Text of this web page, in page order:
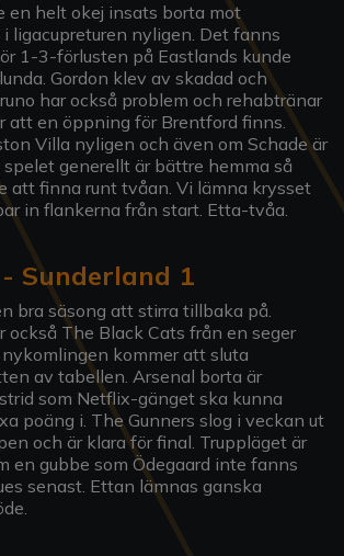
en helt okej insats borta mot
ligacupreturen nyligen. Det fanns
1-3-förlusten på Eastlands kunde
Gordon klev av skadad och
har också problem och rehabtränar
att en öppning för Brentford finns.
Villa nyligen och även om Schade är
generellt är bättre hemma så
att finna runt tvåan. Vi lämna krysset
in flankerna från start. Etta-tvåa.
Sunderland 1
bra säsong att stirra tillbaka på.
också The Black Cats från en seger
kommer att sluta
av tabellen. Arsenal borta är
som Netflix-gänget ska kunna
poäng i. The Gunners slog i veckan ut
och är klara för final. Truppläget är
en gubbe som Ödegaard inte fanns
senast. Ettan lämnas ganska